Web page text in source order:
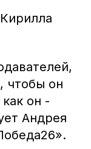
чтобы он
он -
Андрея